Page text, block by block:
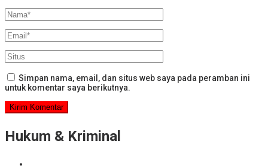
Simpan nama, email, dan situs web saya pada peramban ini
untuk komentar saya berikutnya.
Hukum & Kriminal